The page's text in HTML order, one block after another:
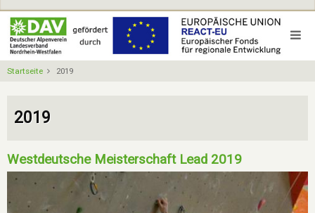
Direkt
zum
Inhalt
Startseite 2019
2019
Westdeutsche Meisterschaft Lead 2019